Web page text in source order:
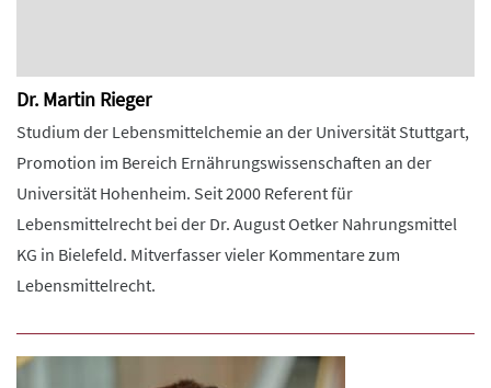
Dr. Martin Rieger
Studium der Lebensmittelchemie an der Universität Stuttgart,
Promotion im Bereich Ernährungswissenschaften an der
Universität Hohenheim. Seit 2000 Referent für
Lebensmittelrecht bei der Dr. August Oetker Nahrungsmittel
KG in Bielefeld. Mitverfasser vieler Kommentare zum
Lebensmittelrecht.